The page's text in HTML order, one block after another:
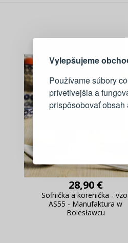
Vylepšujeme
Používame súbory
prívetivejšia a
prispôsobovať obsah
28,90 €
Soľnička a korenička -
AS55 - Manufaktura w
Bolesławcu
účet
Živý náhľad na zmeny